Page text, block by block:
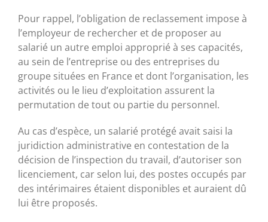
Pour rappel, l’obligation de reclassement impose à
l’employeur de rechercher et de proposer au
salarié un autre emploi approprié à ses capacités,
au sein de l’entreprise ou des entreprises du
groupe situées en France et dont l’organisation, les
activités ou le lieu d’exploitation assurent la
permutation de tout ou partie du personnel.
Au cas d’espèce, un salarié protégé avait saisi la
juridiction administrative en contestation de la
décision de l’inspection du travail, d’autoriser son
licenciement, car selon lui, des postes occupés par
des intérimaires étaient disponibles et auraient dû
lui être proposés.